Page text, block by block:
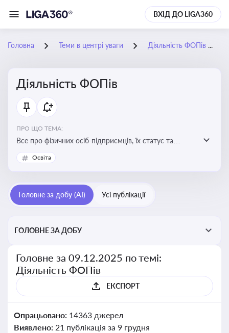
ВХІД ДО LIGA360
Головна Теми в центрі уваги Діяльність ФОПів
Діяльність ФОПів
ПРО ЩО ТЕМА:
Все про фізичних осіб-підприємців, їх статус та
діяльність. Зміни в законодавстві, що стосуються
роботи ФОПів
Освіта
Головне за добу (AI) Усі публікації
ГОЛОВНЕ ЗА ДОБУ
Головне за 09.12.2025 по темі:
Діяльність ФОПів
ЕКСПОРТ
Опрацьовано: 14363 джерел
Виявлено: 21 публікація за 9 грудня